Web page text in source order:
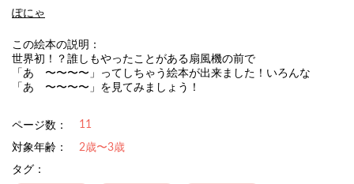
ぽにゃ
この絵本の説明：
世界初！？誰しもやったことがある扇風機の前で
「あ゙〜〜〜〜」ってしちゃう絵本が出来ました！いろんな
「あ゙〜〜〜〜」を見てみましょう！
ページ数： 11
対象年齢：
2歳〜3歳
タグ：